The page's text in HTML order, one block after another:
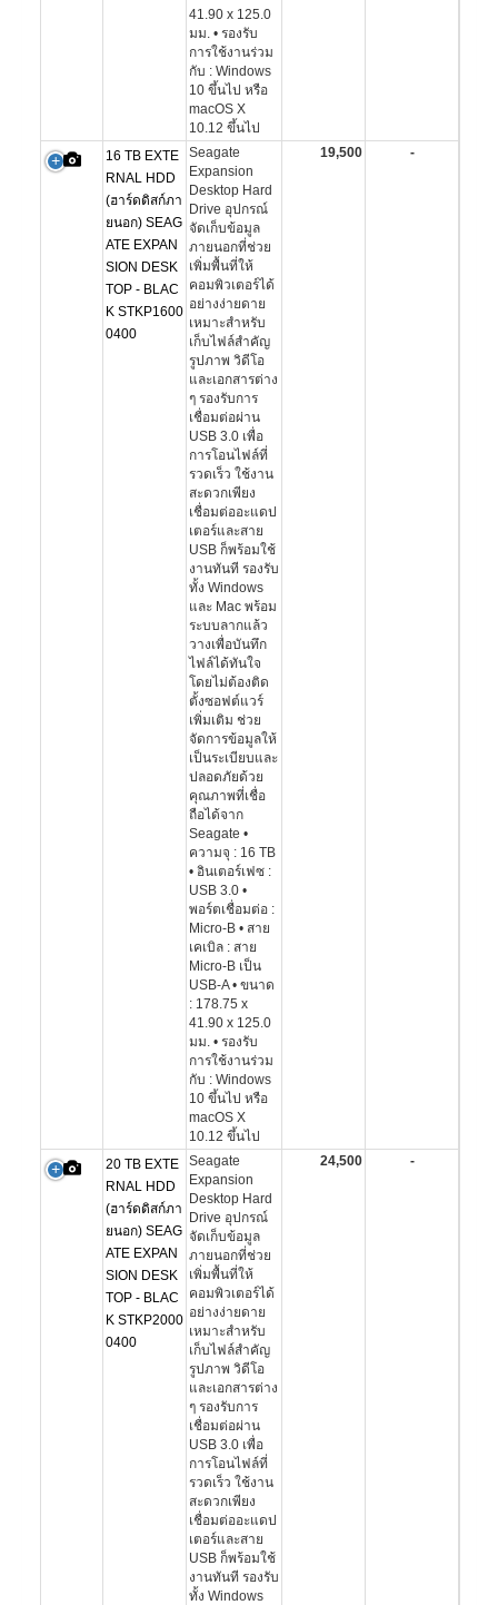
41.90 x 125.0
มม. • รองรับ
การใช้งานร่วม
กับ : Windows
10 ขึ้นไป หรือ
macOS X
10.12 ขึ้นไป
16 TB EXTE
RNAL HDD
(ฮาร์ดดิสก์ภา
ยนอก) SEAG
ATE EXPAN
SION DESK
TOP - BLAC
K STKP1600
0400
Seagate
Expansion
Desktop Hard
Drive อุปกรณ์
จัดเก็บข้อมูล
ภายนอกที่ช่วย
เพิ่มพื้นที่ให้
คอมพิวเตอร์ได้
อย่างง่ายดาย
เหมาะสำหรับ
เก็บไฟล์สำคัญ
รูปภาพ วิดีโอ
และเอกสารต่าง
ๆ รองรับการ
เชื่อมต่อผ่าน
USB 3.0 เพื่อ
การโอนไฟล์ที่
รวดเร็ว ใช้งาน
สะดวกเพียง
เชื่อมต่ออะแดป
เตอร์และสาย
USB ก็พร้อมใช้
งานทันที รองรับ
ทั้ง Windows
และ Mac พร้อม
ระบบลากแล้ว
วางเพื่อบันทึก
ไฟล์ได้ทันใจ
โดยไม่ต้องติด
ตั้งซอฟต์แวร์
เพิ่มเติม ช่วย
จัดการข้อมูลให้
เป็นระเบียบและ
ปลอดภัยด้วย
คุณภาพที่เชื่อ
ถือได้จาก
Seagate •
ความจุ : 16 TB
• อินเตอร์เฟซ :
USB 3.0 •
พอร์ตเชื่อมต่อ :
Micro-B • สาย
เคเบิล : สาย
Micro-B เป็น
USB-A • ขนาด
: 178.75 x
41.90 x 125.0
มม. • รองรับ
การใช้งานร่วม
กับ : Windows
10 ขึ้นไป หรือ
macOS X
10.12 ขึ้นไป
19,500 -
20 TB EXTE
RNAL HDD
(ฮาร์ดดิสก์ภา
ยนอก) SEAG
ATE EXPAN
SION DESK
TOP - BLAC
K STKP2000
0400
Seagate
Expansion
Desktop Hard
Drive อุปกรณ์
จัดเก็บข้อมูล
ภายนอกที่ช่วย
เพิ่มพื้นที่ให้
คอมพิวเตอร์ได้
อย่างง่ายดาย
เหมาะสำหรับ
เก็บไฟล์สำคัญ
รูปภาพ วิดีโอ
และเอกสารต่าง
ๆ รองรับการ
เชื่อมต่อผ่าน
USB 3.0 เพื่อ
การโอนไฟล์ที่
รวดเร็ว ใช้งาน
สะดวกเพียง
เชื่อมต่ออะแดป
เตอร์และสาย
USB ก็พร้อมใช้
งานทันที รองรับ
ทั้ง Windows
24,500 -